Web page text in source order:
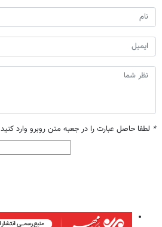
* لطفا حاصل عبارت را در جعبه متن روبرو وارد کنید